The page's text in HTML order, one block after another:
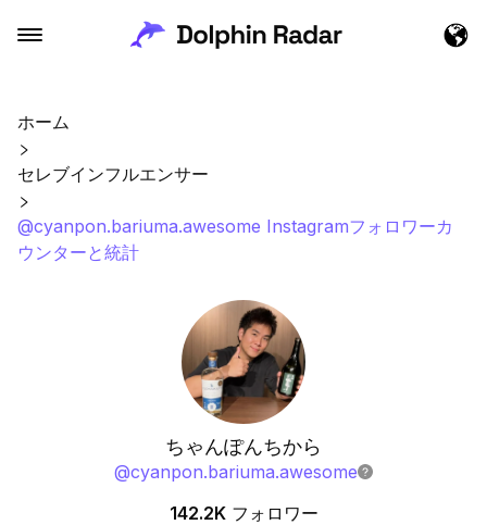
ホーム
セレブインフルエンサー
@cyanpon.bariuma.awesome Instagramフォロワーカ
ウンターと統計
ちゃんぽんちから
@cyanpon.bariuma.awesome
142.2K フォロワー